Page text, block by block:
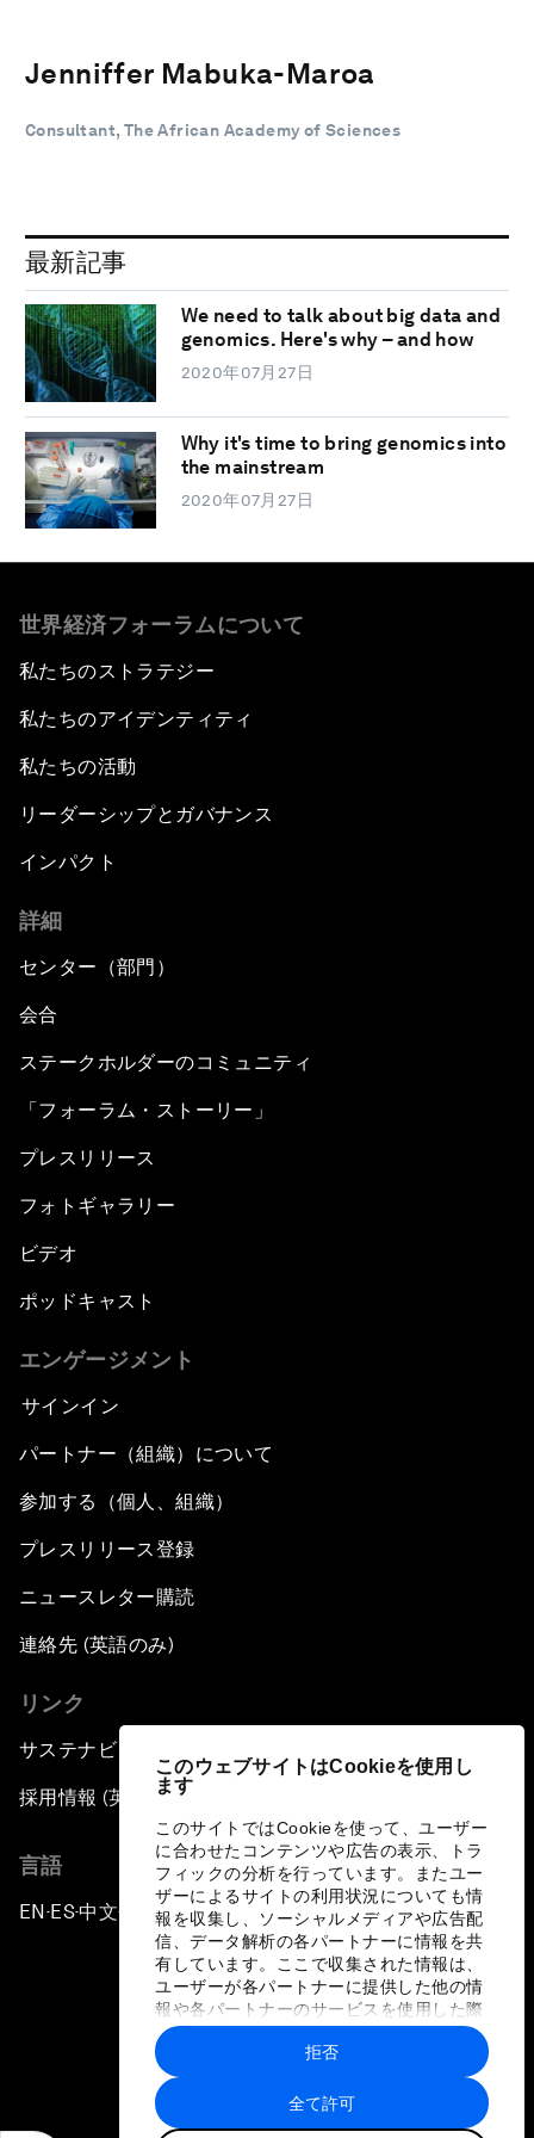
このウェブサイトはCookieを使用し
ます
このサイトではCookieを使って、ユーザー
に合わせたコンテンツや広告の表示、トラ
フィックの分析を行っています。またユー
ザーによるサイトの利用状況についても情
報を収集し、ソーシャルメディアや広告配
信、データ解析の各パートナーに情報を共
有しています。ここで収集された情報は、
ユーザーが各パートナーに提供した他の情
報や各パートナーのサービスを使用した際
に収集された情報と組み合わされ、各パー
トナーによって使用されることがありま
す。
全て許可
拒否
Jenniffer Mabuka-Maroa
Consultant, The African Academy of Sciences
最新記事
We need to talk about big data and
genomics. Here's why – and how
2020年07月27日
Why it's time to bring genomics into
the mainstream
2020年07月27日
世界経済フォーラムについて
私たちのストラテジー
私たちのアイデンティティ
私たちの活動
リーダーシップとガバナンス
インパクト
詳細
センター（部門）
会合
ステークホルダーのコミュニティ
「フォーラム・ストーリー」
プレスリリース
フォトギャラリー
ビデオ
ポッドキャスト
エンゲージメント
サインイン
パートナー（組織）について
参加する（個人、組織）
プレスリリース登録
ニュースレター購読
連絡先 (英語のみ)
リンク
サステナビリティへの取り組み
採用情報 (英語のみ)
言語
EN ▪ES▪中文▪ 日本語
プライバシーポリシーと利用規約
サイトマップ